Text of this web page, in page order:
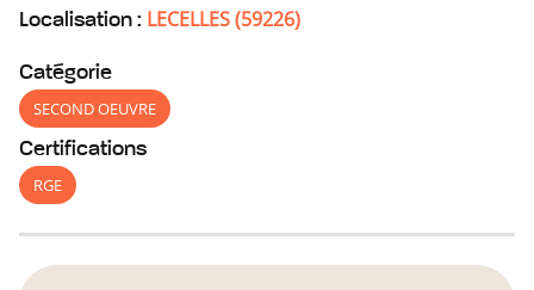
Localisation : LECELLES(59226)
Catégorie
SECOND OEUVRE
Certifications
RGE